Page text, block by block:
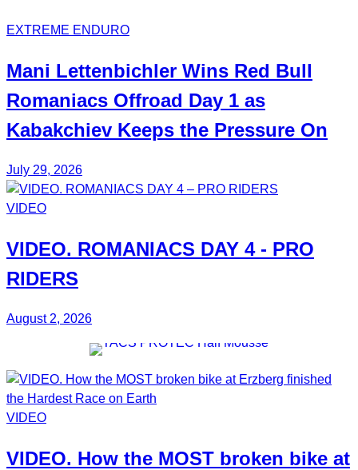
EXTREME ENDURO
Mani Lettenbichler Wins Red Bull
Romaniacs Offroad Day 1 as
Kabakchiev Keeps the Pressure On
July 29, 2026
VIDEO
VIDEO. ROMANIACS DAY 4- PRO
RIDERS
August 2, 2026
VIDEO
VIDEO. How the MOST broken bike at